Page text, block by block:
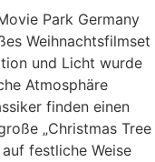
Park Germany
Weihnachtsfilmset
und Licht wurde
Atmosphäre
finden einen
„Christmas Tree
festliche Weise